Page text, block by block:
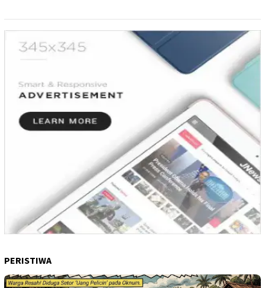
PERISTIWA